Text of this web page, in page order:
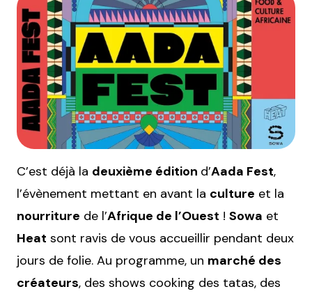
C’est déjà la deuxième édition d’Aada Fest,
l’évènement mettant en avant la culture et la
nourriture de l’Afrique de l’Ouest ! Sowa et
Heat sont ravis de vous accueillir pendant deux
jours de folie. Au programme, un marché des
créateurs, des shows cooking des tatas, des